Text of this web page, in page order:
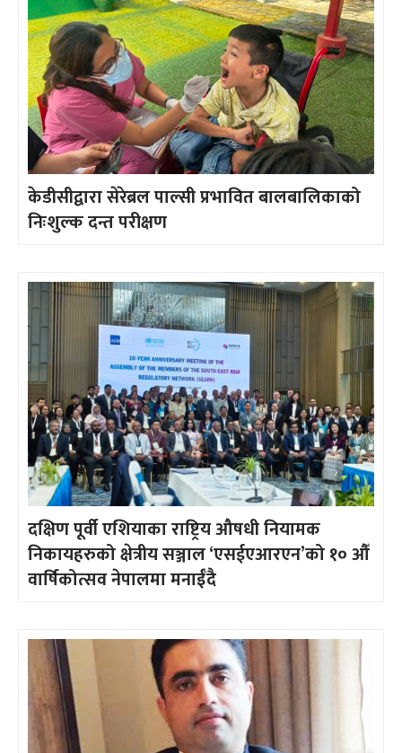
केडीसीद्वारा सेरेब्रल पाल्सी प्रभावित बालबालिकाको
निःशुल्क दन्त परीक्षण
दक्षिण पूर्वी एशियाका राष्ट्रिय औषधी नियामक
निकायहरुको क्षेत्रीय सञ्जाल ‘एसईएआरएन’को १० औँ
वार्षिकोत्सव नेपालमा मनाईँदै